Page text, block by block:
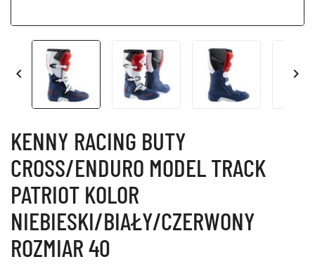
 
KENNY RACING BUTY
CROSS/ENDURO MODEL TRACK
PATRIOT KOLOR
NIEBIESKI/BIAŁY/CZERWONY
ROZMIAR 40